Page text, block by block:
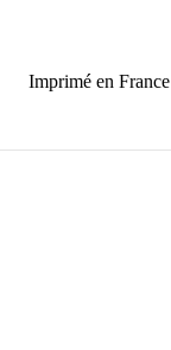
Imprimé en France